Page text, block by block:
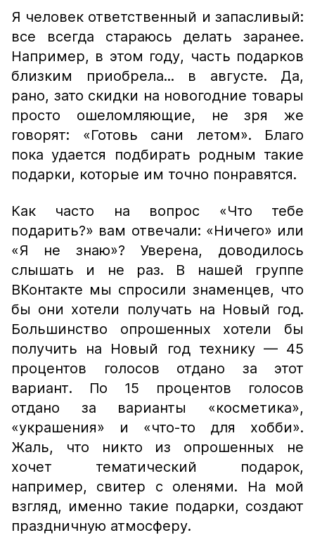
Я человек ответственный и запасливый:
все всегда стараюсь делать заранее.
Например, в этом году, часть подарков
близким приобрела... в августе. Да,
рано, зато скидки на новогодние товары
просто ошеломляющие, не зря же
говорят: «Готовь сани летом». Благо
пока удается подбирать родным такие
подарки, которые им точно понравятся.
Как часто на вопрос «Что тебе
подарить?» вам отвечали: «Ничего» или
«Я не знаю»? Уверена, доводилось
слышать и не раз. В нашей группе
ВКонтакте мы спросили знаменцев, что
бы они хотели получать на Новый год.
Большинство опрошенных хотели бы
получить на Новый год технику — 45
процентов голосов отдано за этот
вариант. По 15 процентов голосов
отдано за варианты «косметика»,
«украшения» и «что-то для хобби».
Жаль, что никто из опрошенных не
хочет тематический подарок,
например, свитер с оленями. На мой
взгляд, именно такие подарки, создают
праздничную атмосферу.